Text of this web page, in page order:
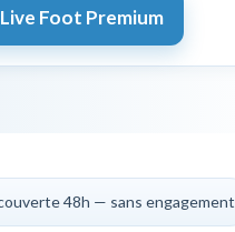
Foot Premium
48h — sans engagement